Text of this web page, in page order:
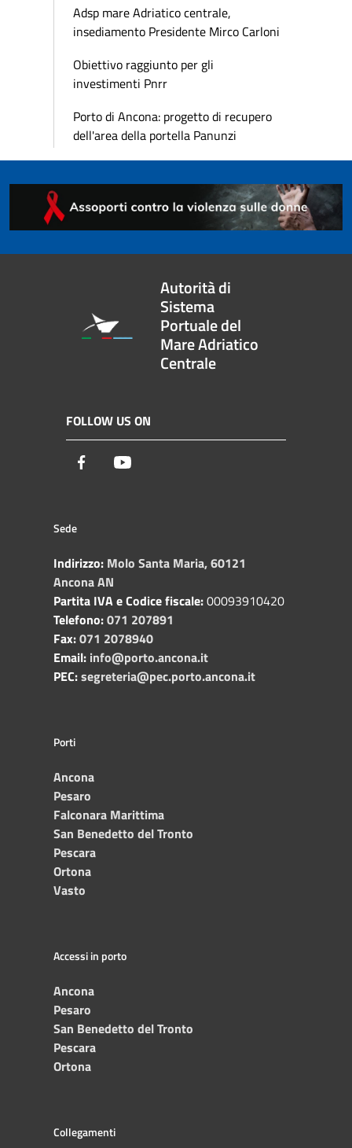
Adsp mare Adriatico centrale,
insediamento Presidente Mirco Carloni
Obiettivo raggiunto per gli
investimenti Pnrr
Porto di Ancona: progetto di recupero
dell'area della portella Panunzi
Autorità di
Sistema
Portuale del
Mare Adriatico
Centrale
FOLLOW US ON
Facebook
Sede
Indirizzo: Molo Santa Maria, 60121
Ancona AN
Partita IVA e Codice fiscale:00093910420
Telefono:071 207891
Fax:071 2078940
Email: info@porto.ancona.it
PEC:segreteria@pec.porto.ancona.it
Porti
Ancona
Pesaro
Falconara Marittima
San Benedetto del Tronto
Pescara
Ortona
Vasto
Accessi in porto
Ancona
Pesaro
San Benedetto del Tronto
Pescara
Ortona
Collegamenti